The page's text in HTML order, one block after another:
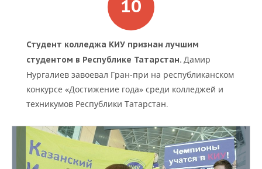
Студент колледжа КИУ признан лучшим
студентом в Республике Татарстан. Дамир
Нургалиев завоевал Гран-при на республиканском
конкурсе «Достижение года» среди колледжей и
техникумов Республики Татарстан.